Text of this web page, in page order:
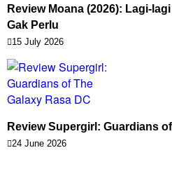
Review Moana (2026): Lagi-
Gak Perlu
15 July 2026
Review Supergirl: Guardians
24 June 2026